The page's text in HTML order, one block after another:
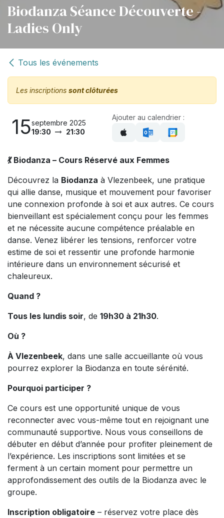
Biodanza Séance Découverte -
Ladies Only
Tous les événements
Les inscriptions sont clôturées
15septembre 2025
19:30
21:30
Ajouter au calendrier :
💃 Biodanza – Cours Réservé aux Femmes
Découvrez la Biodanza à Vlezenbeek, une pratique
qui allie danse, musique et mouvement pour favoriser
une connexion profonde à soi et aux autres. Ce cours
bienveillant est spécialement conçu pour les femmes
et ne nécessite aucune compétence préalable en
danse. Venez libérer les tensions, renforcer votre
estime de soi et ressentir une profonde harmonie
intérieure dans un environnement sécurisé et
chaleureux.
Quand ?
Tous les lundis soir, de 19h30 à 21h30.
Où ?
À Vlezenbeek, dans une salle accueillante où vous
pourrez explorer la Biodanza en toute sérénité.
Pourquoi participer ?
Ce cours est une opportunité unique de vous
reconnecter avec vous-même tout en rejoignant une
communauté supportive. Nous vous conseillons de
débuter en début d’année pour profiter pleinement de
l’expérience. Les inscriptions sont limitées et se
ferment à un certain moment pour permettre un
approfondissement des outils de la Biodanza avec le
groupe.
Inscription obligatoire – réservez votre place dès